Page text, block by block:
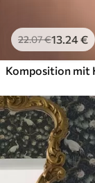
22.07€13.24€